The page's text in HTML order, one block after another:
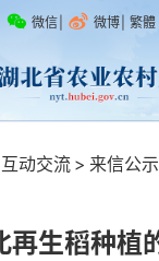
微信 微博 繁體
互动交流 > 来信公示
再生稻种植